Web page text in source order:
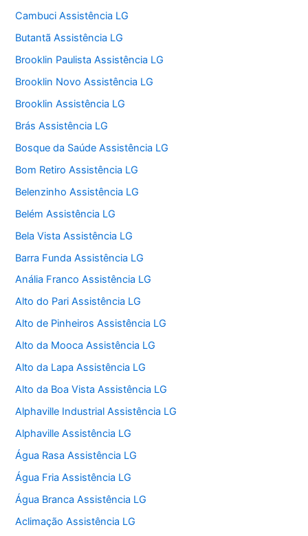
Cambuci Assistência LG
Butantã Assistência LG
Brooklin Paulista Assistência LG
Brooklin Novo Assistência LG
Brooklin Assistência LG
Brás Assistência LG
Bosque da Saúde Assistência LG
Bom Retiro Assistência LG
Belenzinho Assistência LG
Belém Assistência LG
Bela Vista Assistência LG
Barra Funda Assistência LG
Anália Franco Assistência LG
Alto do Pari Assistência LG
Alto de Pinheiros Assistência LG
Alto da Mooca Assistência LG
Alto da Lapa Assistência LG
Alto da Boa Vista Assistência LG
Alphaville Industrial Assistência LG
Alphaville Assistência LG
Água Rasa Assistência LG
Água Fria Assistência LG
Água Branca Assistência LG
Aclimação Assistência LG